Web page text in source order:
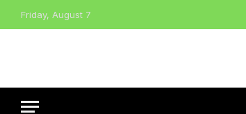
Friday, August 7